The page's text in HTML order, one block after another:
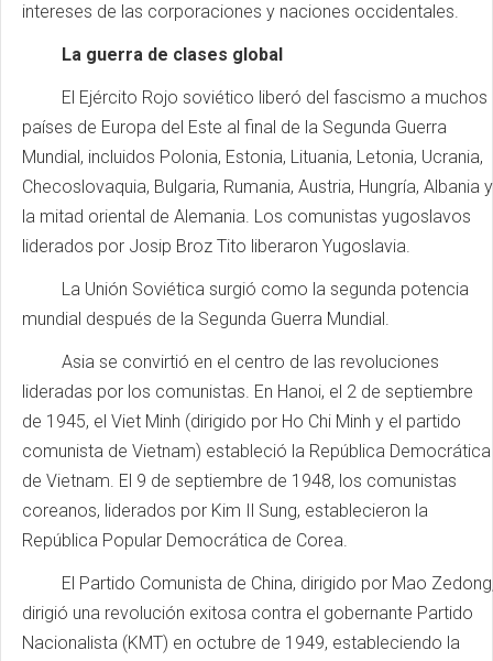
intereses de las corporaciones y naciones occidentales.
La guerra de clases global
El Ejército Rojo soviético liberó del fascismo a muchos
países de Europa del Este al final de la Segunda Guerra
Mundial, incluidos Polonia, Estonia, Lituania, Letonia, Ucrania,
Checoslovaquia, Bulgaria, Rumania, Austria, Hungría, Albania y
la mitad oriental de Alemania. Los comunistas yugoslavos
liderados por Josip Broz Tito liberaron Yugoslavia.
La Unión Soviética surgió como la segunda potencia
mundial después de la Segunda Guerra Mundial.
Asia se convirtió en el centro de las revoluciones
lideradas por los comunistas. En Hanoi, el 2 de septiembre
de 1945, el Viet Minh (dirigido por Ho Chi Minh y el partido
comunista de Vietnam) estableció la República Democrática
de Vietnam. El 9 de septiembre de 1948, los comunistas
coreanos, liderados por Kim Il Sung, establecieron la
República Popular Democrática de Corea.
El Partido Comunista de China, dirigido por Mao
dirigió una revolución exitosa contra el gobernante Partido
Nacionalista (KMT) en octubre de 1949, estableciendo la